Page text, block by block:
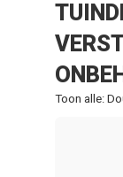
Toon alle: